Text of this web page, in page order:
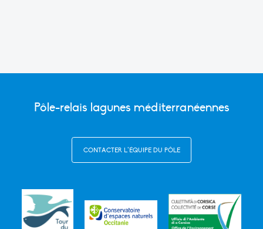
Pôle-relais lagunes méditerranéennes
CONTACTER L’ÉQUIPE DU PÔLE